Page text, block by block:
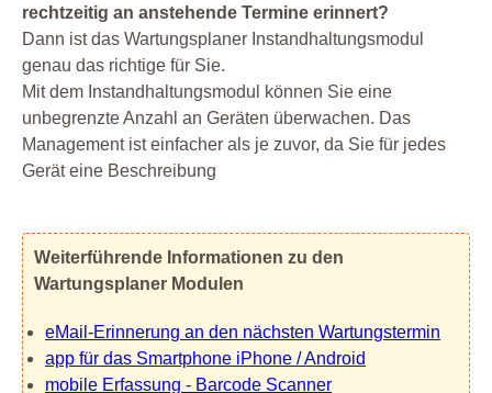
rechtzeitig an anstehende Termine erinnert?
Dann ist das Wartungsplaner Instandhaltungsmodul
genau das richtige für Sie.
Mit dem Instandhaltungsmodul können Sie eine
unbegrenzte Anzahl an Geräten überwachen. Das
Management ist einfacher als je zuvor, da Sie für jedes
Gerät eine Beschreibung
Weiterführende Informationen zu den
Wartungsplaner Modulen
eMail-Erinnerung an den nächsten Wartungstermin
app für das Smartphone iPhone / Android
mobile Erfassung - Barcode Scanner